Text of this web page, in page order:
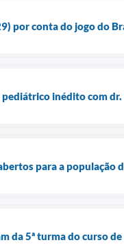
por conta do jogo do
inédito com dr.
para a população
da 5ª turma do curso